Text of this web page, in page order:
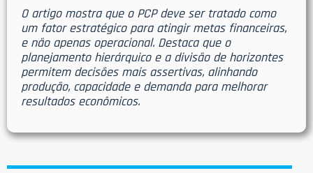
O artigo mostra que o PCP deve ser tratado como
um fator estratégico para atingir metas financeiras,
e não apenas operacional. Destaca que o
planejamento hierárquico e a divisão de horizontes
permitem decisões mais assertivas, alinhando
produção, capacidade e demanda para melhorar
resultados econômicos.